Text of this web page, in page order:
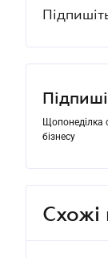
Щопонеділка
бізнесу
Схожі